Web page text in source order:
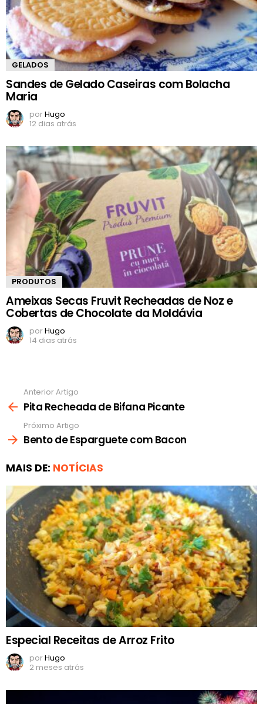
GELADOS
Sandes de Gelado Caseiras com Bolacha
Maria
porHugo
12 dias atrás
PRODUTOS
Ameixas Secas Fruvit Recheadas de Noz e
Cobertas de Chocolate da Moldávia
porHugo
14 dias atrás
mais
Anterior Artigo
Pita Recheada de Bifana Picante
Próximo Artigo
Bento de Esparguete com Bacon
MAIS DE: NOTÍCIAS
Especial Receitas de Arroz Frito
porHugo
2 meses atrás